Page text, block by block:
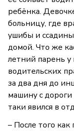
ребёнка.
больницу, где
ушибы и
домой. Что же
летний парень у
водительских
за два дня до
машину с
таки явился в
– После того